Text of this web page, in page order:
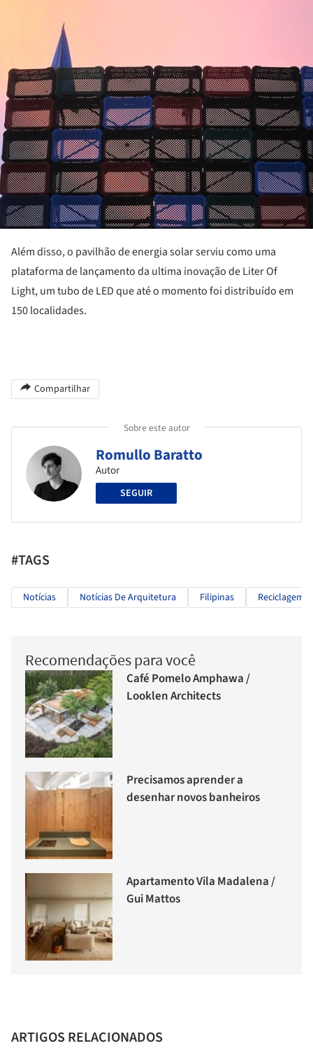
Além disso, o pavilhão de energia solar serviu como uma
plataforma de lançamento da ultima inovação de Liter Of
Light, um tubo de LED que até o momento foi distribuído em
150 localidades.
Compartilhar
Sobre este autor
Romullo Baratto
Autor
SEGUIR
#TAGS
Notícias Notícias De Arquitetura Filipinas Reciclagem
Recomendações para você
Café Pomelo Amphawa /
Looklen Architects
Precisamos aprender a
desenhar novos banheiros
Apartamento Vila Madalena /
Gui Mattos
ARTIGOS RELACIONADOS